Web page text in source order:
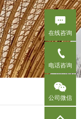

在线咨询

电话咨询

公司微信